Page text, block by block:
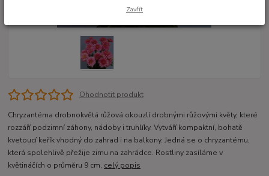
Ohodnotit produkt
Chryzantéma drobnokvětá růžová okouzlí drobnými růžovými květy, které
rozzáří podzimní záhony, nádoby i truhlíky. Vytváří kompaktní, bohatě
kvetoucí keřík vhodný do zahrad i na balkony. Jedná se o chryzantému,
která spolehlivě přežije zimu na zahrádce. Rostliny zasíláme v
květináčích o průměru 9 cm, celý popis
Zavřít